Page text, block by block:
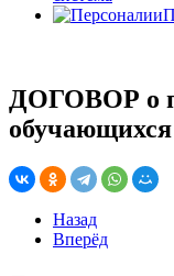
ДОГОВОР о
обучающихся
Назад
Вперёд